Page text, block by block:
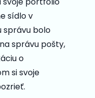
sídlo v
správu bolo
správu pošty,
o
si svoje